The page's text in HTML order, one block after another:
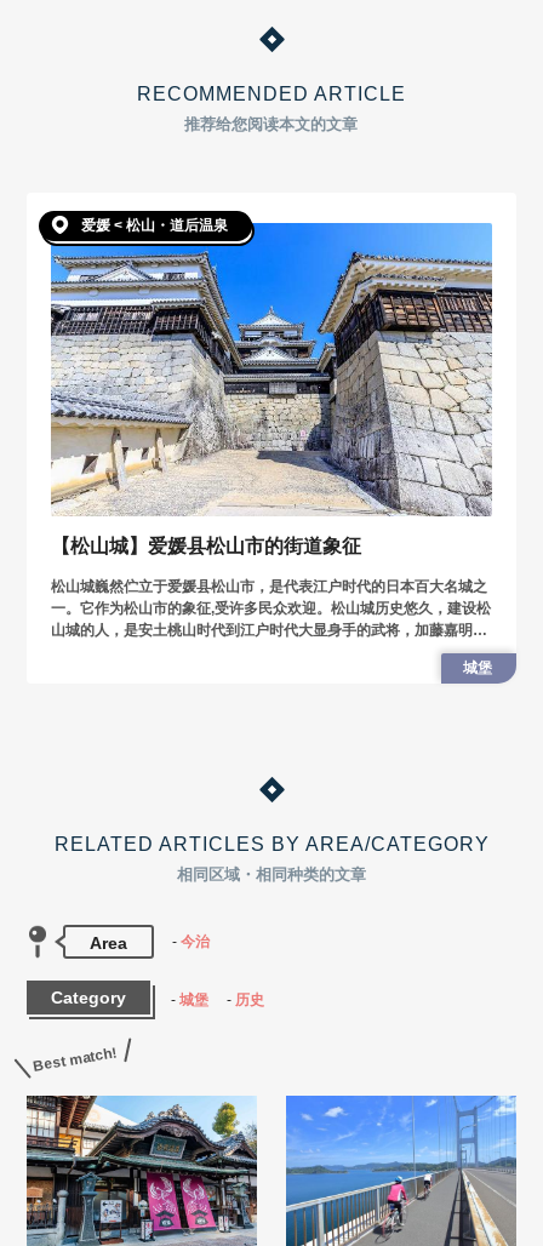
RECOMMENDED ARTICLE
推荐给您阅读本文的文章
爱媛 < 松山・道后温泉
【松山城】爱媛县松山市的街道象征
松山城巍然伫立于爱媛县松山市，是代表江户时代的日本百大名城之
一。它作为松山市的象征,受许多民众欢迎。松山城历史悠久，建设松
山城的人，是安土桃山时代到江户时代大显身手的武将，加藤嘉明。
在贱岳合战中成名，跟加藤清正，福岛正则并列，是“七只枪“中的一
城堡
RELATED ARTICLES BY AREA/CATEGORY
相同区域・相同种类的文章
Area 今治
Category 城堡 历史
Best match!